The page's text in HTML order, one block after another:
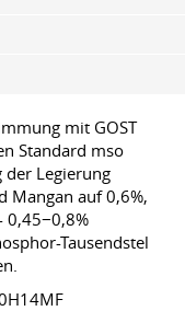
mit GOST
Standard mso
Legierung
Mangan auf 0,6%,
0,45−0,8%
Tausendstel